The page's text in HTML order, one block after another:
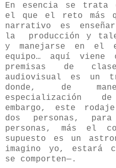
En esencia se trata
el que el reto más
narrativo es
la producción y
y manejarse en el
equipo… aquí
premisas de
audiovisual es un
donde, de
especialización
embargo, este
dos personas,
personas, más el
supuesto es un
imagino yo, estará
se comporten—.